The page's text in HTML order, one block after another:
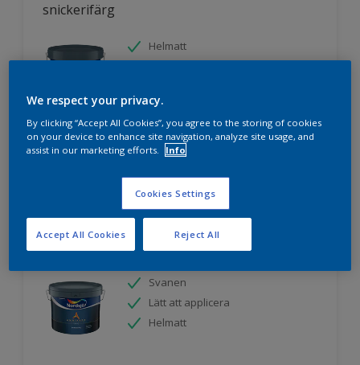
snickerifärg
Helmatt
Nordsjö Ambiance Endless Sky takfärg
Svanen
Lätt att applicera
Helmatt
We respect your privacy.
By clicking “Accept All Cookies”, you agree to the storing of cookies
on your device to enhance site navigation, analyze site usage, and
assist in our marketing efforts.
Info
Cookies Settings
Reject All
Accept All Cookies